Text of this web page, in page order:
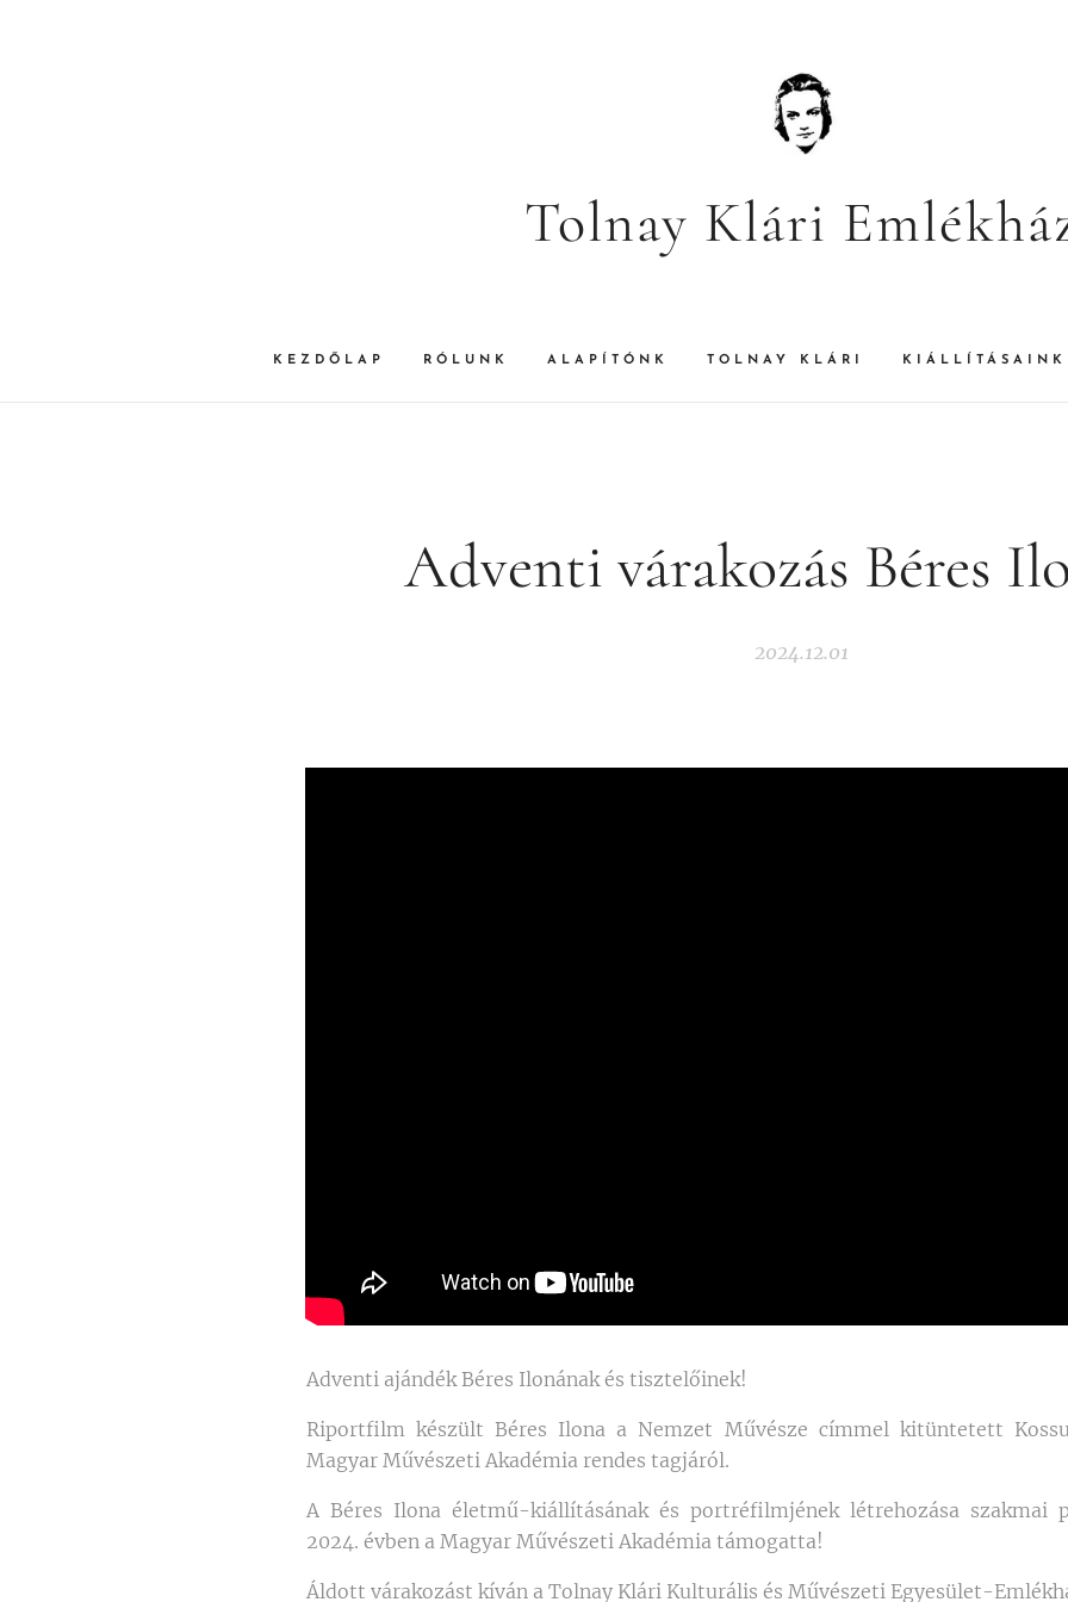
Tolnay Klári
KEZDŐLAP RÓLUNK ALAPÍTÓNK TOLNAY KLÁRI KIÁLLÍTÁSAINK
Adventi várakozás Béres
2024.12.01
Adventi ajándék Béres Ilonának és tisztelőinek!
Riportfilm készült Béres Ilona a Nemzet Művésze címmel kitüntetett
Magyar Művészeti Akadémia rendes tagjáról.
A Béres Ilona életmű-kiállításának és portréfilmjének létrehozása szakmai
2024. évben a Magyar Művészeti Akadémia támogatta!
Áldott várakozást kíván a Tolnay Klári Kulturális és Művészeti Egyesület-